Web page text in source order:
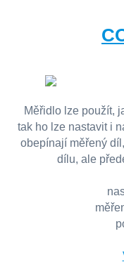
Měřidlo lze použít,
tak ho lze nastavit i
obepínají měřený
dílu, ale